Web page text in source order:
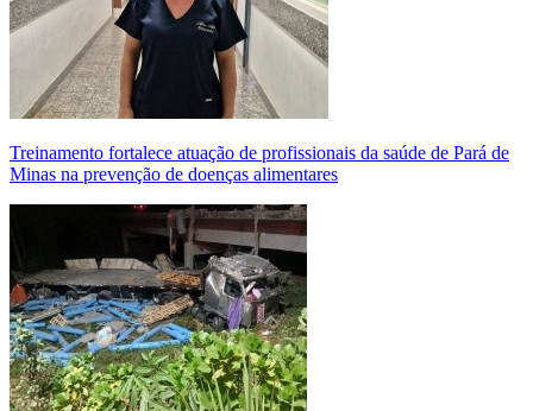
Treinamento fortalece atuação de profissionais da saúde de Pará de
Minas na prevenção de doenças alimentares